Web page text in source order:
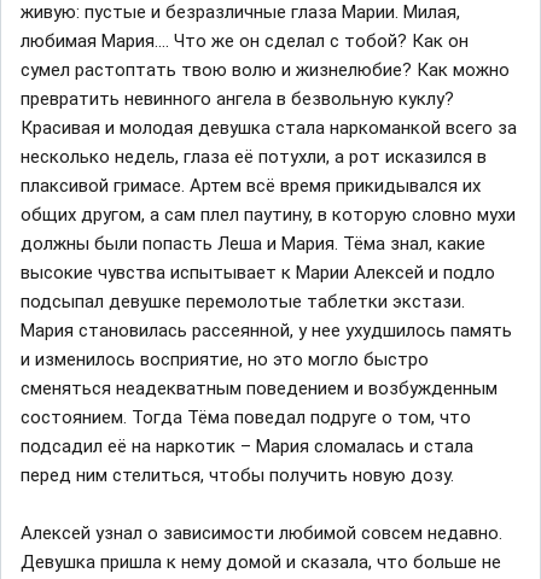
живую: пустые и безразличные глаза Марии. Милая,
любимая Мария…. Что же он сделал с тобой? Как он
сумел растоптать твою волю и жизнелюбие? Как можно
превратить невинного ангела в безвольную куклу?
Красивая и молодая девушка стала наркоманкой всего за
несколько недель, глаза её потухли, а рот исказился в
плаксивой гримасе. Артем всё время прикидывался их
общих другом, а сам плел паутину, в которую словно мухи
должны были попасть Леша и Мария. Тёма знал, какие
высокие чувства испытывает к Марии Алексей и подло
подсыпал девушке перемолотые таблетки экстази.
Мария становилась рассеянной, у нее ухудшилось память
и изменилось восприятие, но это могло быстро
сменяться неадекватным поведением и возбужденным
состоянием. Тогда Тёма поведал подруге о том, что
подсадил её на наркотик – Мария сломалась и стала
перед ним стелиться, чтобы получить новую дозу.
Алексей узнал о зависимости любимой совсем недавно.
Девушка пришла к нему домой и сказала, что больше не